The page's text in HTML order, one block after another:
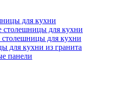
для кухни
столешницы для кухни
для кухни
для кухни из гранита
панели